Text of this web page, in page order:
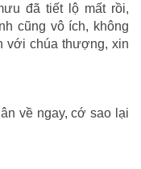
đã tiết lộ mất rồi,
cũng vô ích, không
với chúa thượng, xin
về ngay, cớ sao lại